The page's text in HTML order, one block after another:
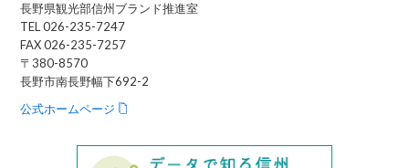
長野県観光部信州ブランド推進室
TEL 026-235-7247
FAX 026-235-7257
〒380-8570
長野市南長野幅下692-2
公式ホームページ